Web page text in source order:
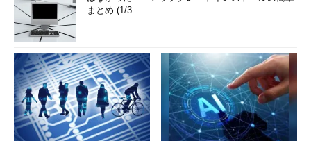
the Kings also could remake the league. /
[5] He calls it NBA 3.0, /
[6] a complete rethinking of how fans interact with and follow
the game, /
[7] especially in the developing world.
まとめ (1/3...